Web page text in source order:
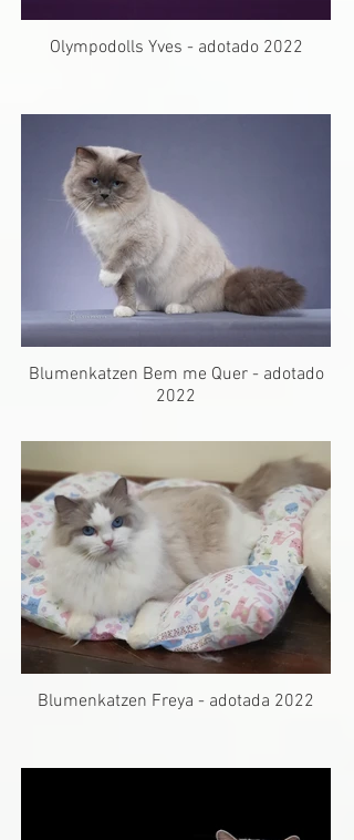
Olympodolls Yves - adotado 2022
Blumenkatzen Bem me Quer - adotado
2022
Blumenkatzen Freya - adotada 2022